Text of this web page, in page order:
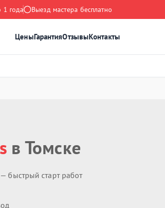
1 года Выезд мастера бесплатно
ЦеныГарантияОтзывыКонтакты
в Томске
— быстрый старт работ